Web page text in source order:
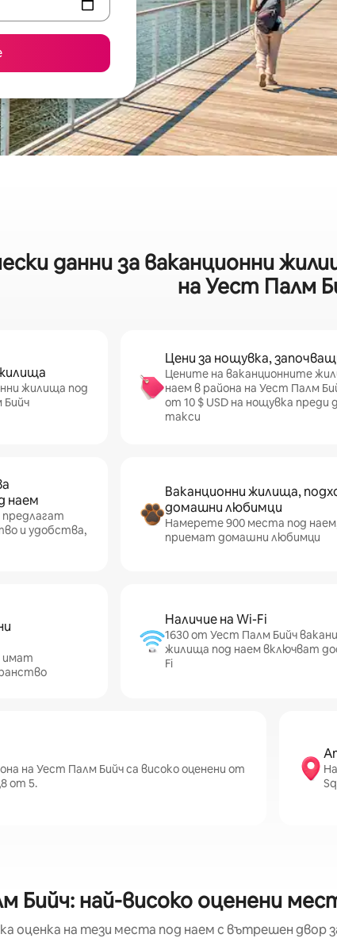
данни за ваканционни
на Уест Палм
жилища под
Бийч
Цени за нощувка,
Цените на ваканционните
наем в района на Уест Палм
от 10 $ USD на нощувка преди
такси
наем
предлагат
и удобства,
Ваканционни жилища,
домашни любимци
Намерете 900 места под
приемат домашни любимци
имат
Наличие на Wi-Fi
1630 от Уест Палм Бийч
жилища под наем включват
Fi
на Уест Палм Бийч са високо оценени от
от 5.
Бийч: най-високо оценени
оценка на тези места под наем с вътрешен